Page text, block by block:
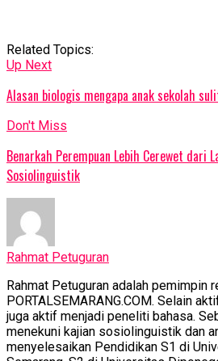
Related Topics:
Up Next
Alasan biologis mengapa anak sekolah
Don't Miss
Benarkah Perempuan Lebih Cerewet dari
Sosiolinguistik
Rahmat Petuguran
Rahmat Petuguran adalah pemimpin
PORTALSEMARANG.COM. Selain
juga aktif menjadi peneliti bahasa.
menekuni kajian sosiolinguistik dan
menyelesaikan Pendidikan S1 di